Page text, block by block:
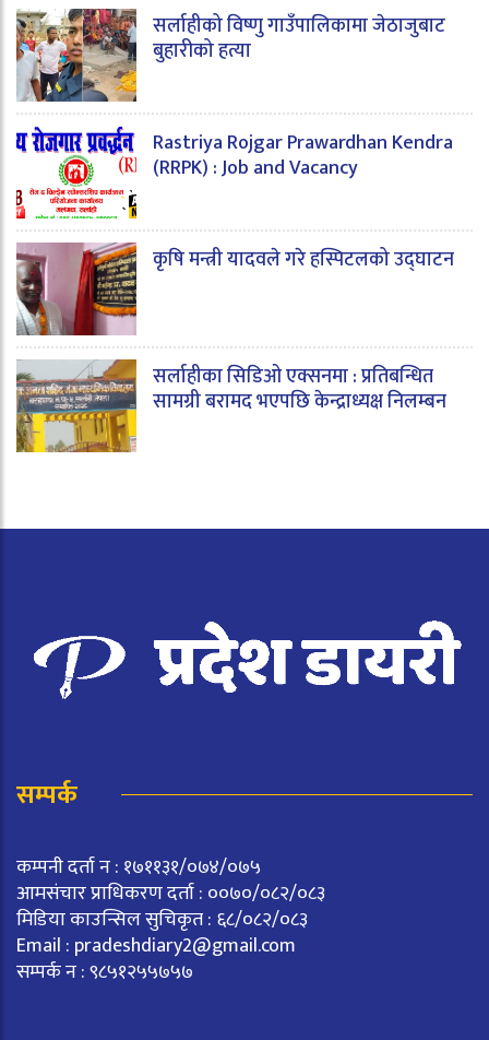
सर्लाहीको विष्णु गाउँपालिकामा जेठाजुबाट
बुहारीको हत्या
Rastriya Rojgar Prawardhan Kendra
(RRPK) : Job and Vacancy
कृषि मन्त्री यादवले गरे हस्पिटलको उद्घाटन
सर्लाहीका सिडिओ एक्सनमा : प्रतिबन्धित
सामग्री बरामद भएपछि केन्द्राध्यक्ष निलम्बन
सम्पर्क
कम्पनी दर्ता न : १७११३१/०७४/०७५
आमसंचार प्राधिकरण दर्ता : ००७०/०८२/०८३
मिडिया काउन्सिल सुचिकृत : ६८/०८२/०८३
Email : pradeshdiary2@gmail.com
सम्पर्क न : ९८५१२५५७५७